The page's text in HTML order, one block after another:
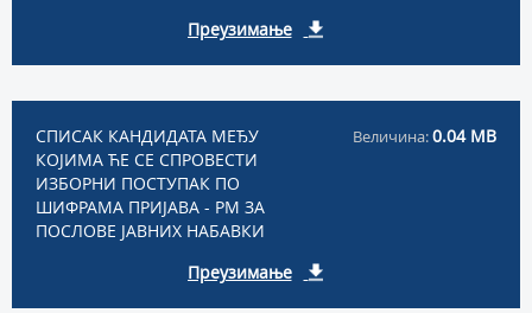
Преузимање
СПИСАК КАНДИДАТА МЕЂУ
КОЈИМА ЋЕ СЕ СПРОВЕСТИ
ИЗБОРНИ ПОСТУПАК ПО
ШИФРАМА ПРИЈАВА - РМ ЗА
ПОСЛОВЕ ЈАВНИХ НАБАВКИ
Величина:0.04 MB
Преузимање